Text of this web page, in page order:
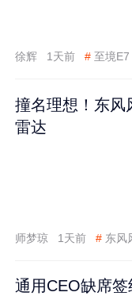
徐辉 1天前 # 至境E7
撞名理想！东风
雷达
师梦琼 1天前 # 东风
通用CEO缺席